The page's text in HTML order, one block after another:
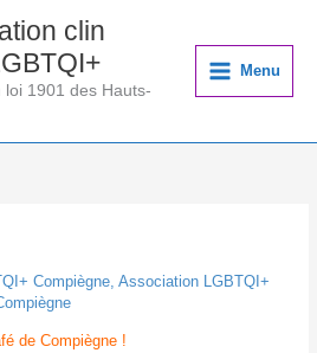
clin
loi 1901 des Hauts-
Menu
Compiègne, Association LGBTQI+
de Compiègne !